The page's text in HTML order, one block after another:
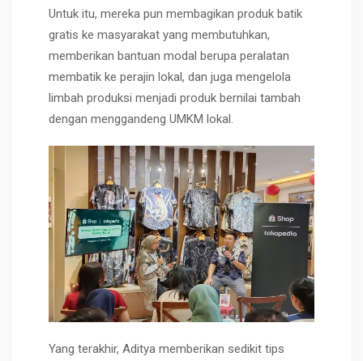
Untuk itu, mereka pun membagikan produk batik
gratis ke masyarakat yang membutuhkan,
memberikan bantuan modal berupa peralatan
membatik ke perajin lokal, dan juga mengelola
limbah produksi menjadi produk bernilai tambah
dengan menggandeng UMKM lokal.
Yang terakhir, Aditya memberikan sedikit tips